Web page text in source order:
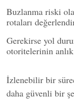
Buzlanma riski
rotaları
Gerekirse yol
otoritelerinin
İzlenebilir bir
daha güvenli bir